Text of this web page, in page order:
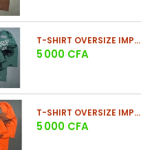
T-SHIRT OVERSIZE IMPRIMÉ STREETWEAR
Prix
5 000 CFA
T-SHIRT OVERSIZE IMPRIMÉ STREETWEAR
Prix
5 000 CFA